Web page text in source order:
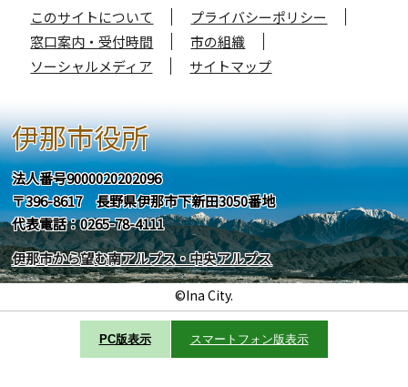
このサイトについて
プライバシーポリシー
窓口案内・受付時間
市の組織
ソーシャルメディア
サイトマップ
伊那市役所
法人番号9000020202096
〒396-8617 長野県伊那市下新田3050番地
代表電話：0265-78-4111
伊那市から望む南アルプス・中央アルプス
©Ina City.
PC版表示 スマートフォン版表示